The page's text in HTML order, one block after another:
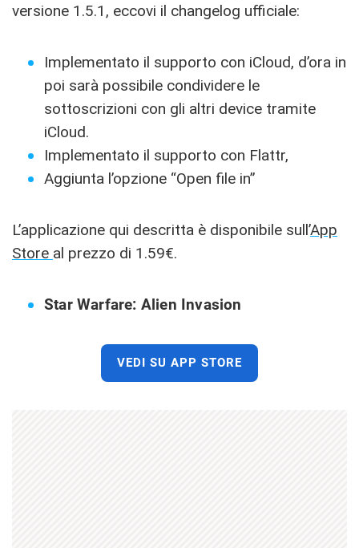
versione 1.5.1, eccovi il changelog ufficiale:
Implementato il supporto con iCloud, d’ora in
poi sarà possibile condividere le
sottoscrizioni con gli altri device tramite
iCloud.
Implementato il supporto con Flattr,
Aggiunta l’opzione “Open file in”
L’applicazione qui descritta è disponibile sull’App
Store al prezzo di 1.59€.
Star Warfare: Alien Invasion
VEDI SU APP STORE